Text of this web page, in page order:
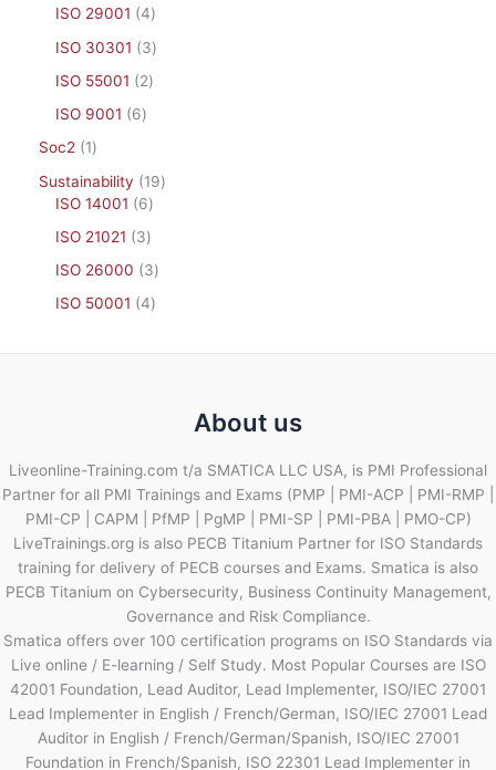
ISO 29001
4
ISO 30301
3
ISO 55001
2
ISO 9001
6
Soc2
1
Sustainability
19
ISO 14001
6
ISO 21021
3
ISO 26000
3
ISO 50001
4
About us
Liveonline-Training.com t/a SMATICA LLC USA, is PMI Professional
Partner for all PMI Trainings and Exams (PMP | PMI-ACP | PMI-RMP |
PMI-CP | CAPM | PfMP | PgMP | PMI-SP | PMI-PBA | PMO-CP)
LiveTrainings.org is also PECB Titanium Partner for ISO Standards
training for delivery of PECB courses and Exams. Smatica is also
PECB Titanium on Cybersecurity, Business Continuity Management,
Governance and Risk Compliance.
Smatica offers over 100 certification programs on ISO Standards via
Live online / E-learning / Self Study. Most Popular Courses are ISO
42001 Foundation, Lead Auditor, Lead Implementer, ISO/IEC 27001
Lead Implementer in English / French/German, ISO/IEC 27001 Lead
Auditor in English / French/German/Spanish, ISO/IEC 27001
Foundation in French/Spanish, ISO 22301 Lead Implementer in